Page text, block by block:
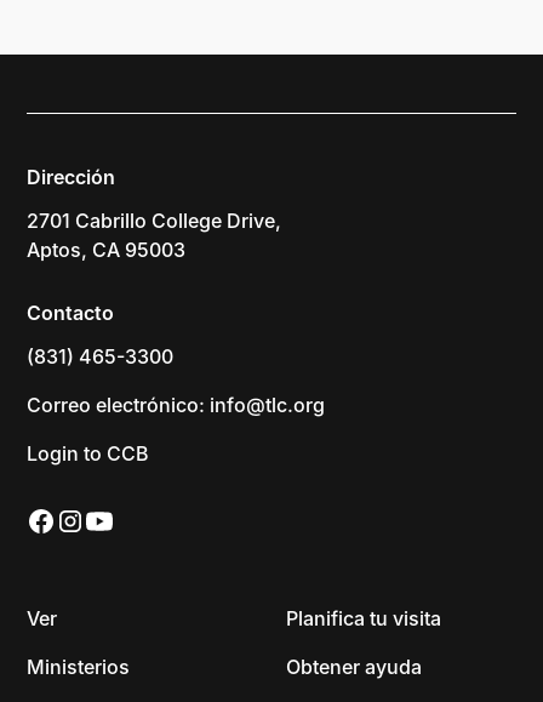
Dirección
2701 Cabrillo College Drive,
Aptos, CA 95003
Contacto
(831) 465-3300
Correo electrónico: info@tlc.org
Login to CCB
Ver
Ministerios
Planifica tu visita
Obtener ayuda